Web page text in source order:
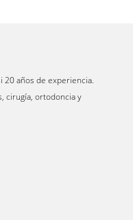
20 años de experiencia.
cirugía, ortodoncia y